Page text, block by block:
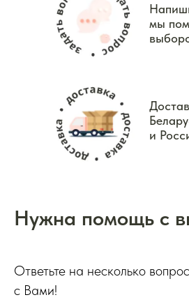
мы
и
Нужна помощь с
Ответьте на несколько
с Вами!